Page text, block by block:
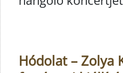
Hódolat – Zolya